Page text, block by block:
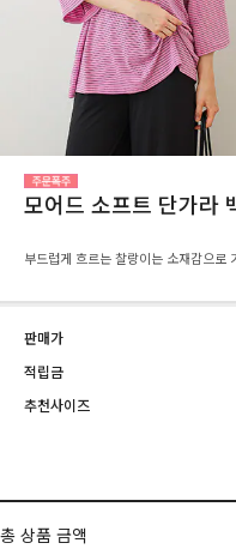
모어드 소프트 단가라
부드럽게 흐르는 찰랑이는 소재감으로
판매가
적립금
추천사이즈
총 상품 금액